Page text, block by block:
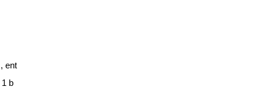
ent
b